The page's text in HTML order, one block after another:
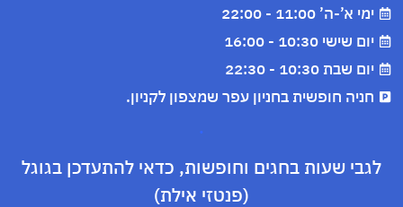
ימי א’-ה’ 11:00 - 22:00
יום שישי 10:30 - 16:00
יום שבת 10:30 - 22:30
חניה חופשית בחניון עפר שמצפון לקניון.
.
לגבי שעות בחגים וחופשות, כדאי להתעדכן בגוגל
(פנטזי אילת)